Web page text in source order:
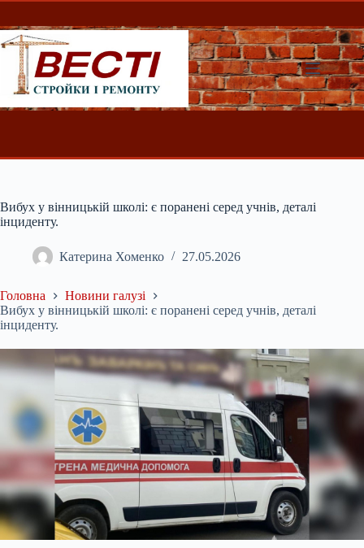
Перейти
вмісту
Вибух у вінницькій школі: є поранені серед учнів, деталі
інциденту.
Катерина Хоменко 27.05.2026
Головна
Новини галузі
Вибух у вінницькій школі: є поранені серед учнів, деталі
інциденту.